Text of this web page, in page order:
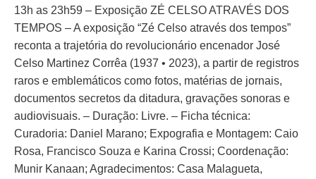
13h as 23h59 – Exposição ZÉ CELSO ATRAVÉS DOS
TEMPOS – A exposição “Zé Celso através dos tempos”
reconta a trajetória do revolucionário encenador José
Celso Martinez Corrêa (1937 • 2023), a partir de registros
raros e emblemáticos como fotos, matérias de jornais,
documentos secretos da ditadura, gravações sonoras e
audiovisuais. – Duração: Livre. – Ficha técnica:
Curadoria: Daniel Marano; Expografia e Montagem: Caio
Rosa, Francisco Souza e Karina Crossi; Coordenação:
Munir Kanaan; Agradecimentos: Casa Malagueta,